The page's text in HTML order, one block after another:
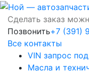
Сделать заказ
Позвонить+7 (391)
Все контакты
VIN запрос
Масла и